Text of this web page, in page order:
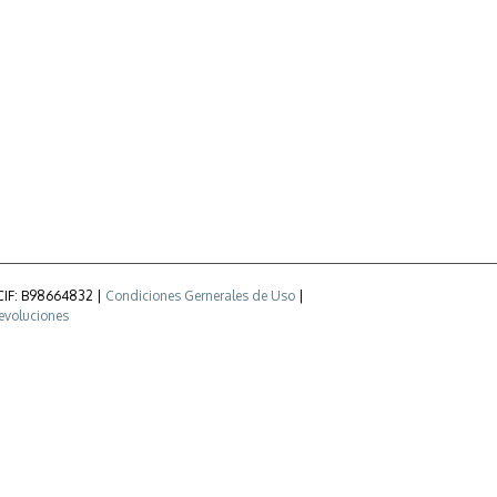
B98664832 | Condiciones Gernerales de Uso|